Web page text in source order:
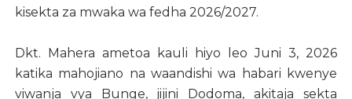
kisekta za mwaka wa fedha 2026/2027.
Dkt. Mahera ametoa kauli hiyo leo Juni 3, 2026
katika mahojiano na waandishi wa habari kwenye
viwanja vya Bunge, jijini Dodoma, akitaja sekta